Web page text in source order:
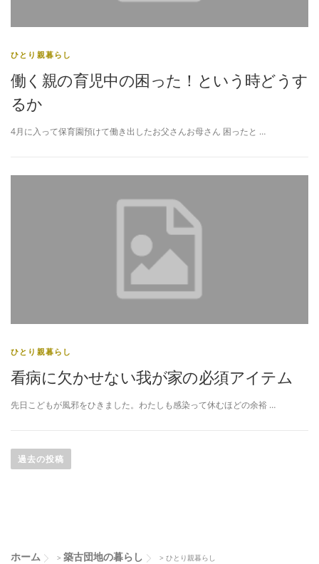
ひとり親暮らし
働く親の育児中の困った！という時どうす
るか
4月に入って保育園預けて働き出したお父さんお母さん 困ったと …
ひとり親暮らし
看病に欠かせない我が家の必須アイテム
先日こどもが風邪をひきました。わたしも感染って休むほどの余裕 …
稿
シ
過去の投稿
ホーム > 築古団地の暮らし > ひとり親暮らし